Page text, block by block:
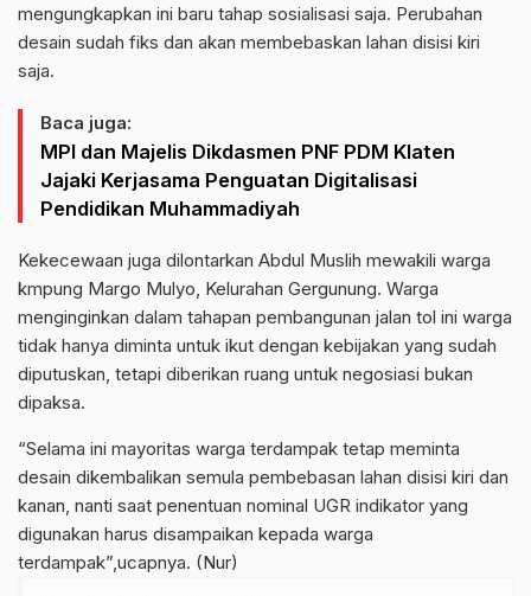
mengungkapkan ini baru tahap sosialisasi saja. Perubahan
desain sudah fiks dan akan membebaskan lahan disisi kiri
saja.
Baca juga:
MPI dan Majelis Dikdasmen PNF PDM Klaten
Jajaki Kerjasama Penguatan Digitalisasi
Pendidikan Muhammadiyah
Kekecewaan juga dilontarkan Abdul Muslih mewakili warga
kmpung Margo Mulyo, Kelurahan Gergunung. Warga
menginginkan dalam tahapan pembangunan jalan tol ini warga
tidak hanya diminta untuk ikut dengan kebijakan yang sudah
diputuskan, tetapi diberikan ruang untuk negosiasi bukan
dipaksa.
“Selama ini mayoritas warga terdampak tetap meminta
desain dikembalikan semula pembebasan lahan disisi kiri dan
kanan, nanti saat penentuan nominal UGR indikator yang
digunakan harus disampaikan kepada warga
terdampak”,ucapnya. (Nur)